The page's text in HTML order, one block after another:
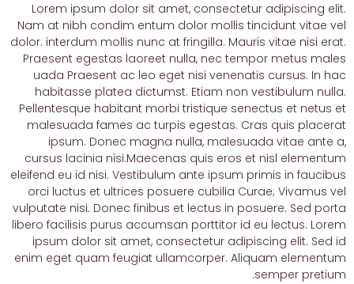
Lorem ipsum dolor sit amet, consectetur adipiscing elit.
Nam at nibh condim entum dolor mollis tincidunt vitae vel
dolor. interdum mollis nunc at fringilla. Mauris vitae nisi erat.
Praesent egestas laoreet nulla, nec tempor metus males
uada Praesent ac leo eget nisi venenatis cursus. In hac
habitasse platea dictumst. Etiam non vestibulum nulla.
Pellentesque habitant morbi tristique senectus et netus et
malesuada fames ac turpis egestas. Cras quis placerat
ipsum. Donec magna nulla, malesuada vitae ante a,
cursus lacinia nisi.Maecenas quis eros et nisl elementum
eleifend eu id nisi. Vestibulum ante ipsum primis in faucibus
orci luctus et ultrices posuere cubilia Curae; Vivamus vel
vulputate nisi. Donec finibus et lectus in posuere. Sed porta
libero facilisis purus accumsan porttitor id eu lectus. Lorem
ipsum dolor sit amet, consectetur adipiscing elit. Sed id
enim eget quam feugiat ullamcorper. Aliquam elementum
semper pretium.